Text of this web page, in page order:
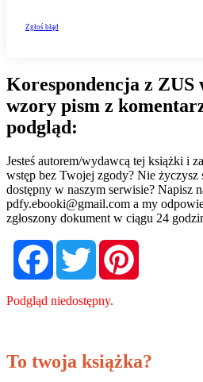
Korespondencja z
wzory pism z
podgląd:
Jesteś autorem/wydawcą tej książki i
wstęp bez Twojej zgody? Nie życzysz
dostępny w naszym serwisie? Napisz
pdfy.ebooki@gmail.com a my
zgłoszony dokument w ciągu 24
FacebookTwitter
Podgląd niedostępny.
To twoja książka?